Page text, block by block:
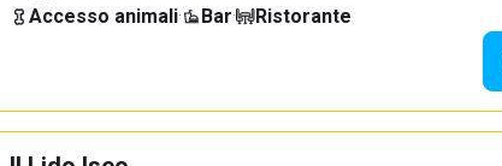
Accesso animali· Bar·
Ristorante